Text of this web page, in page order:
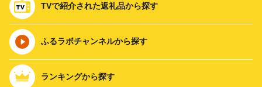
TVで紹介された返礼品から探す
ふるラボチャンネルから探す
ランキングから探す